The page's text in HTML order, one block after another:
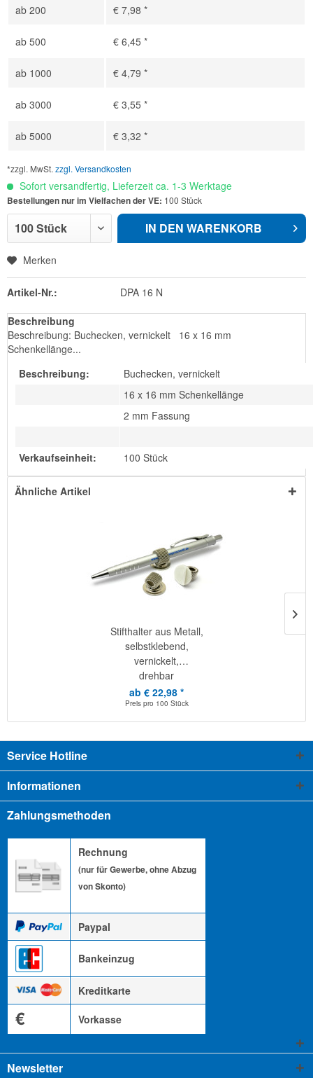
ab 200 € 7,98 *
ab 500 € 6,45 *
ab 1000 € 4,79 *
ab 3000 € 3,55 *
ab 5000 € 3,32 *
*zzgl. MwSt. zzgl. Versandkosten
Sofort versandfertig, Lieferzeit ca. 1-3 Werktage
Bestellungen nur im Vielfachen der VE: 100 Stück
IN DEN WARENKORB
Merken
Artikel-Nr.: DPA 16 N
Beschreibung
Beschreibung: Buchecken, vernickelt 16 x 16 mm
Schenkellänge...
Beschreibung:
Buchecken, vernickelt
16 x 16 mm Schenkellänge
2 mm Fassung
Verkaufseinheit: 100 Stück
Ähnliche Artikel
Stifthalter aus Metall,
selbstklebend,
vernickelt,
drehbar
ab € 22,98 *
Preis pro 100 Stück
Service Hotline
Informationen
Zahlungsmethoden
Rechnung
(nur für Gewerbe, ohne Abzug
von Skonto)
Paypal
Bankeinzug
Kreditkarte
€ Vorkasse
Newsletter